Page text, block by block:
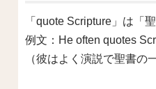
「quote Scripture」は「
例文：He often quotes
（彼はよく演説で聖書の